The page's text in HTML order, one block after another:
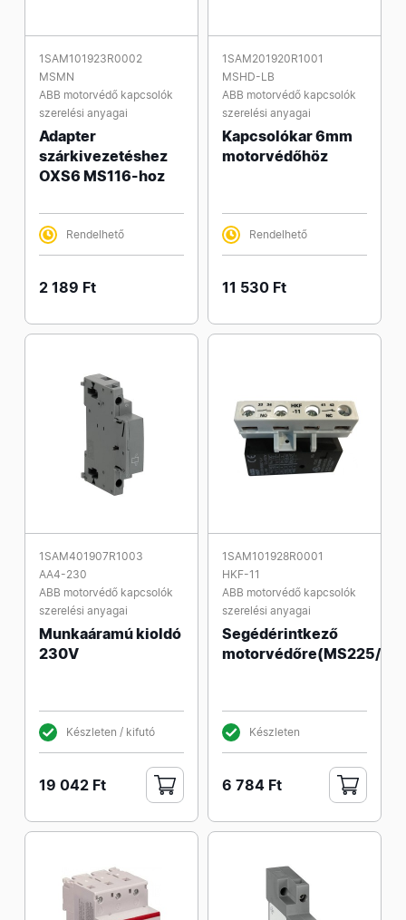
1SAM101923R0002
MSMN
ABB motorvédő kapcsolók
szerelési anyagai
Adapter
szárkivezetéshez
OXS6 MS116-hoz
Rendelhető
2 189 Ft
1SAM201920R1001
MSHD-LB
ABB motorvédő kapcsolók
szerelési anyagai
Kapcsolókar 6mm
motorvédőhöz
Rendelhető
11 530 Ft
1SAM401907R1003
AA4-230
ABB motorvédő kapcsolók
szerelési anyagai
Munkaáramú kioldó
230V
Készleten / kifutó
19 042 Ft
1SAM101928R0001
HKF-11
ABB motorvédő kapcsolók
szerelési anyagai
Segédérintkező
motorvédőre(MS225/
Készleten
6 784 Ft